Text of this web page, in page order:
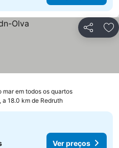
Partilhar
mar em todos os quartos
a 18.0 km de Redruth
Ver preços